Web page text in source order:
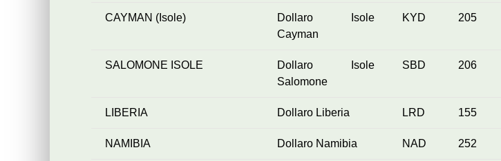
CAYMAN (Isole)
Dollaro Isole
Cayman
KYD 205
SALOMONE ISOLE
Dollaro Isole
Salomone
SBD 206
LIBERIA Dollaro Liberia LRD 155
NAMIBIA Dollaro Namibia NAD 252